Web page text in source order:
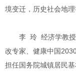
境变迁，历史社会地理
李 玲 经济学教授
改专家、健康中国
担任国务院城镇居民